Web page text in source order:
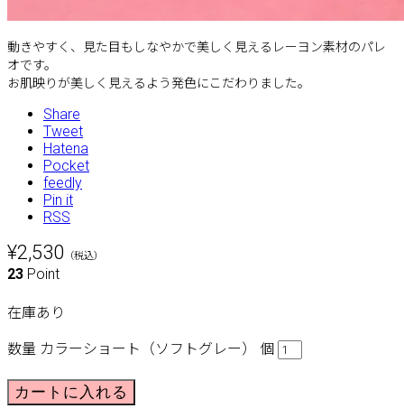
動きやすく、見た目もしなやかで美しく見えるレーヨン素材のパレ
オです。
お肌映りが美しく見えるよう発色にこだわりました。
Share
Tweet
Hatena
Pocket
feedly
Pin it
RSS
¥2,530 （税込）
23 Point
在庫あり
数量 カラーショート（ソフトグレー） 個
カートに入れる